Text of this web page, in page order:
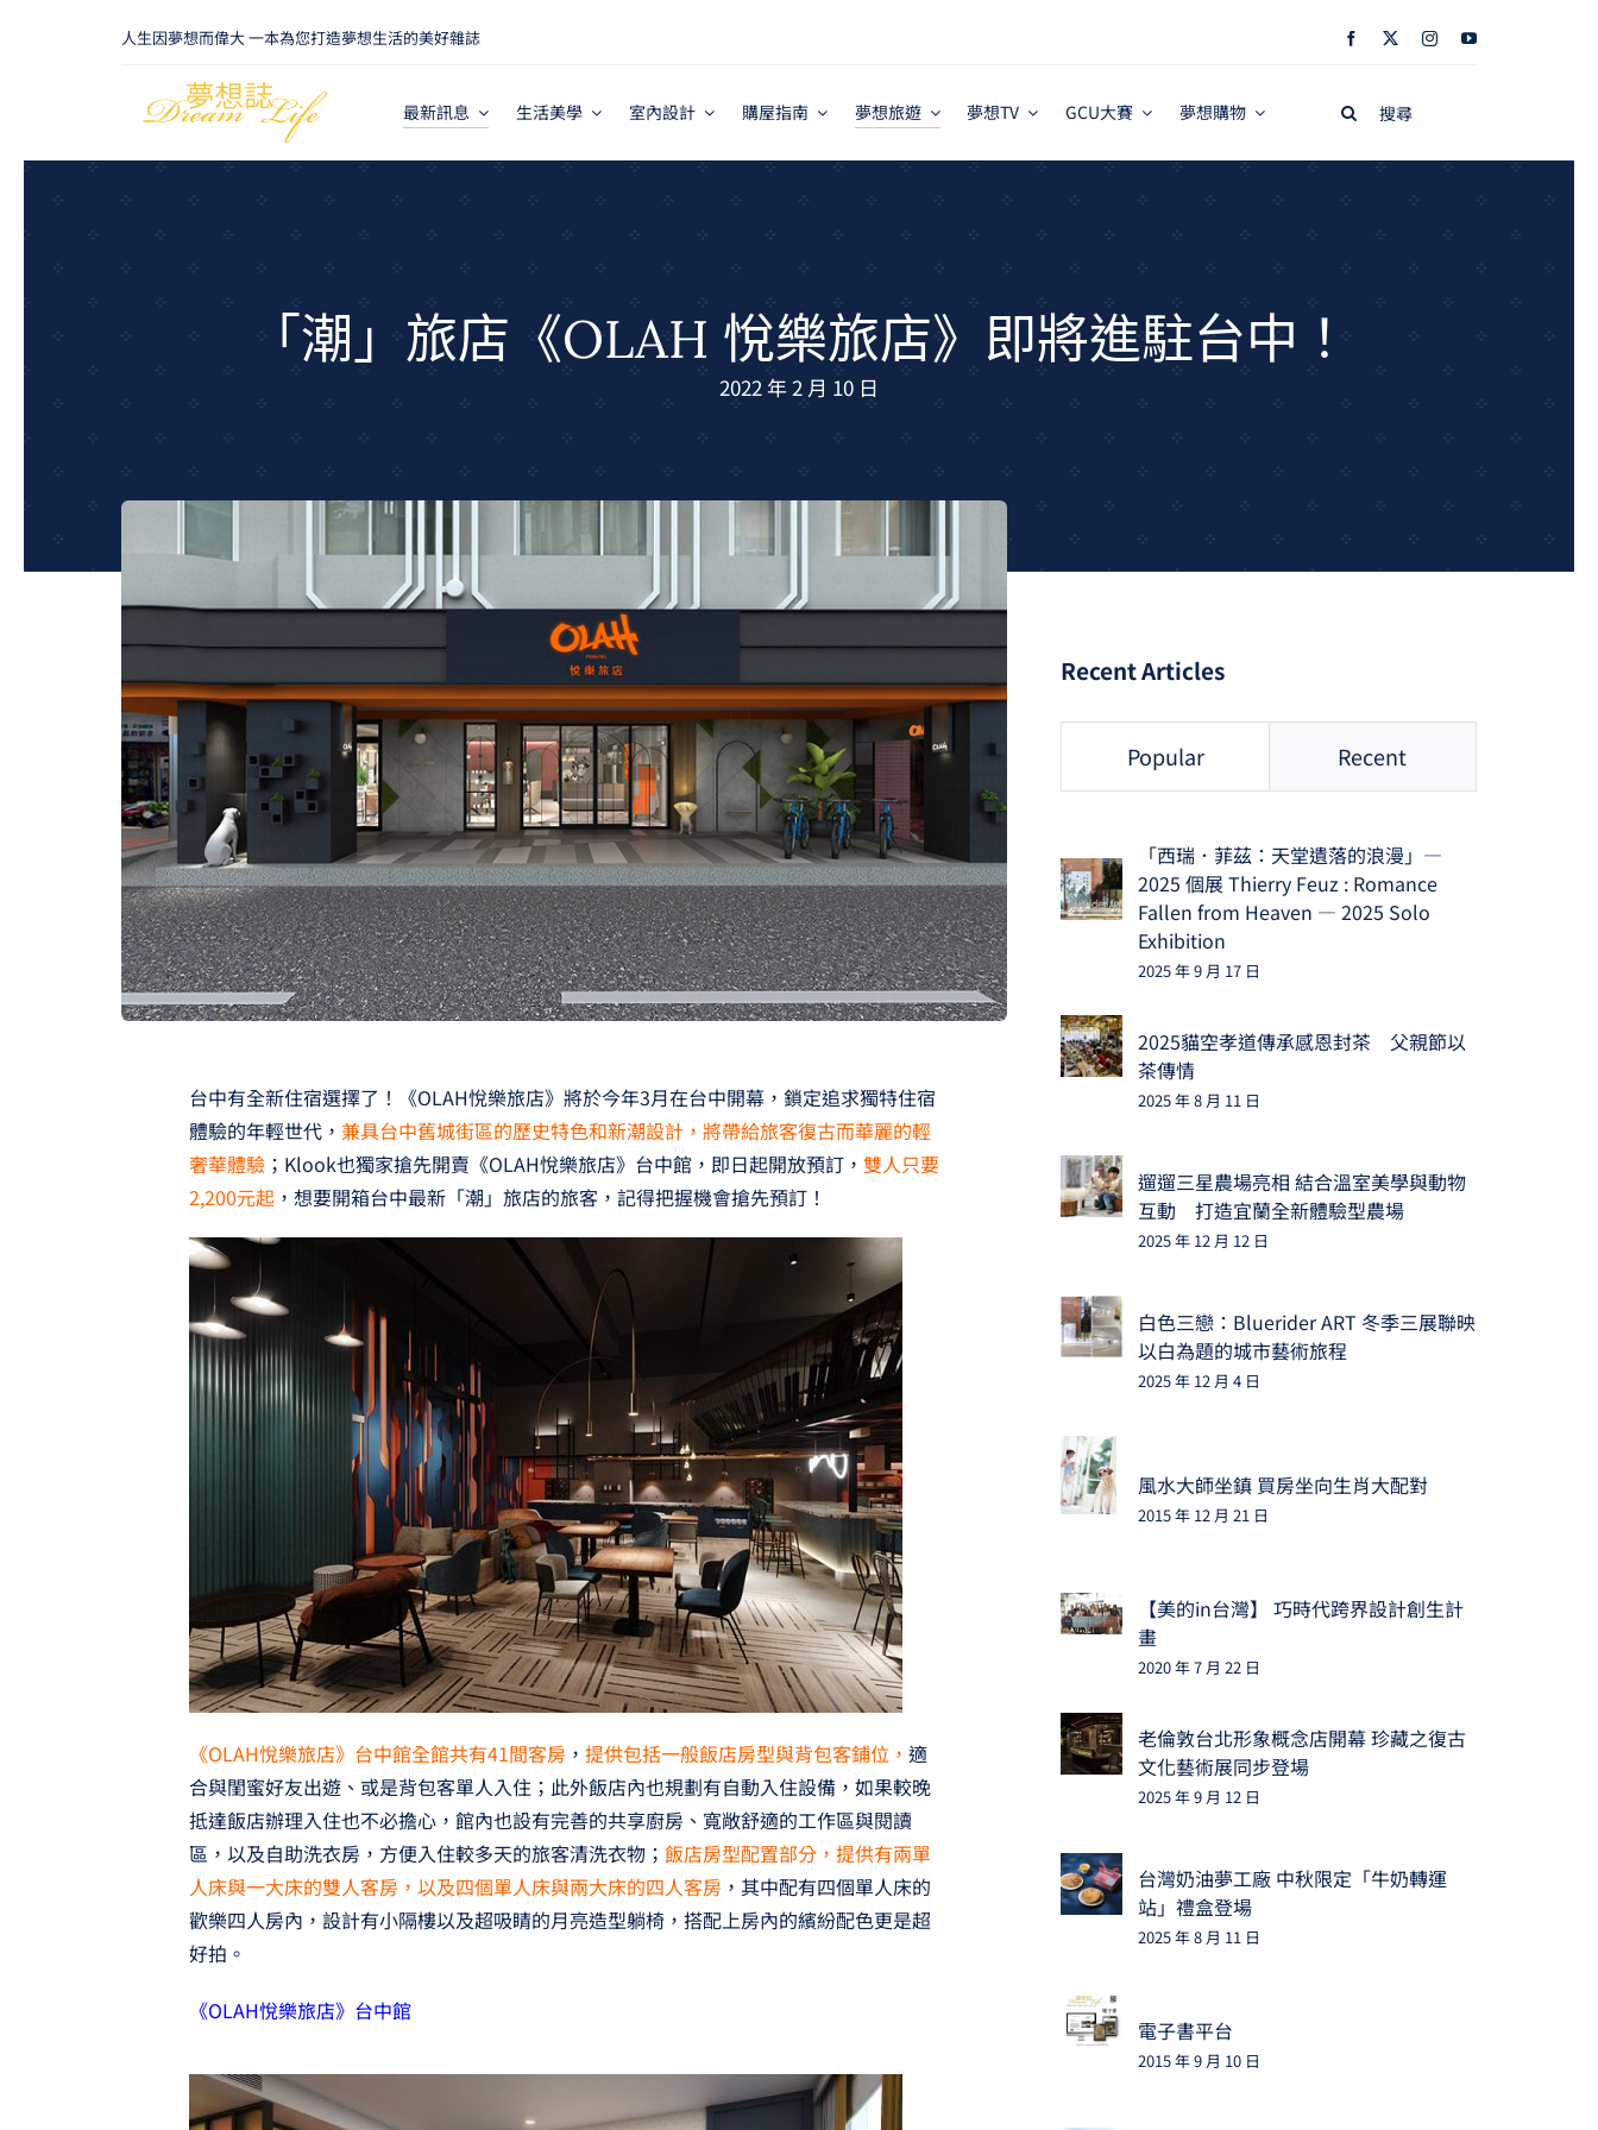
人生因夢想而偉大 一本為您打造夢想生活的美好雜誌
最新訊息 生活美學 室內設計 購屋指南 夢想旅遊 夢想TV GCU大賽 夢想購物
Search
「潮」旅店《OLAH 悅樂旅店》即將進駐台中！
2022 年 2 月 10 日
台中有全新住宿選擇了！《OLAH悅樂旅店》將於今年3月在台中開幕，鎖定追求獨特住宿
體驗的年輕世代， 兼具台中舊城街區的歷史特色和新潮設計，將帶給旅客復古而華麗的輕
奢華體驗；Klook也獨家搶先開賣《OLAH悅樂旅店》台中館，即日起開放預訂， 雙人只要
2,200元起，想要開箱台中最新「潮」旅店的旅客，記得把握機會搶先預訂！
《OLAH悅樂旅店》台中館全館共有41間客房， 提供包括一般飯店房型與背包客鋪位， 適
合與閨蜜好友出遊、或是背包客單人入住；此外飯店內也規劃有自動入住設備，如果較晚
抵達飯店辦理入住也不必擔心，館內也設有完善的共享廚房、寬敞舒適的工作區與閱讀
區，以及自助洗衣房，方便入住較多天的旅客清洗衣物； 飯店房型配置部分，提供有兩單
人床與一大床的雙人客房，以及四個單人床與兩大床的四人客房，其中配有四個單人床的
歡樂四人房內，設計有小隔樓以及超吸睛的月亮造型躺椅，搭配上房內的繽紛配色更是超
好拍。
《OLAH悅樂旅店》台中館
Recent Articles
Popular Recent
「西瑞．菲茲：天堂遺落的浪漫」—
2025 個展 Thierry Feuz : Romance
Fallen from Heaven — 2025 Solo
Exhibition
2025 年 9 月 17 日
2025貓空孝道傳承感恩封茶 父親節以
茶傳情
2025 年 8 月 11 日
遛遛三星農場亮相 結合溫室美學與動物
互動 打造宜蘭全新體驗型農場
2025 年 12 月 12 日
白色三戀：Bluerider ART 冬季三展聯映
以白為題的城市藝術旅程
2025 年 12 月 4 日
風水大師坐鎮 買房坐向生肖大配對
2015 年 12 月 21 日
【美的in台灣】 巧時代跨界設計創生計
畫
2020 年 7 月 22 日
老倫敦台北形象概念店開幕 珍藏之復古
文化藝術展同步登場
2025 年 9 月 12 日
台灣奶油夢工廠 中秋限定「牛奶轉運
站」禮盒登場
2025 年 8 月 11 日
電子書平台
2015 年 9 月 10 日